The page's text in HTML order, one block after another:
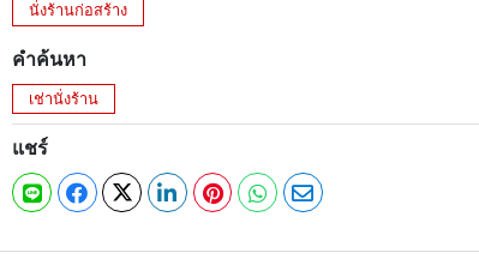
นั่งร้านก่อสร้าง
คำค้นหา
เช่านั่งร้าน
แชร์